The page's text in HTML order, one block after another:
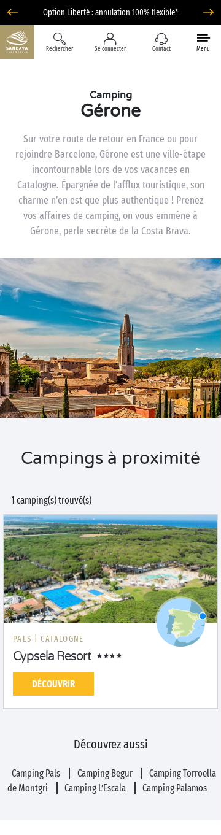
Option Liberté : annulation 100% flexible*
Rechercher Se connecter Contact Menu
Camping
Gérone
Sur votre route de retour en France ou pour
rejoindre Barcelone, Gérone est une ville-étape
incontournable lors de vos vacances en
Catalogne. Épargnée de l’afflux touristique, son
charme n’en est que plus authentique ! Prenez
vos affaires de camping, on vous emmène à
Gérone, perle secrète de la Costa Brava.
Campings à proximité
1 camping(s) trouvé(s)
PALS | CATALOGNE
Cypsela Resort
DÉCOUVRIR
Découvrez aussi
Camping Pals Camping Begur
Camping Torroella
de Montgri
Camping L’Escala Camping Palamos